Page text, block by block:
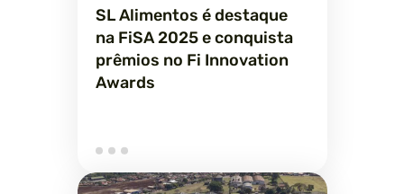
SL Alimentos é destaque
na FiSA 2025 e conquista
prêmios no Fi Innovation
Awards